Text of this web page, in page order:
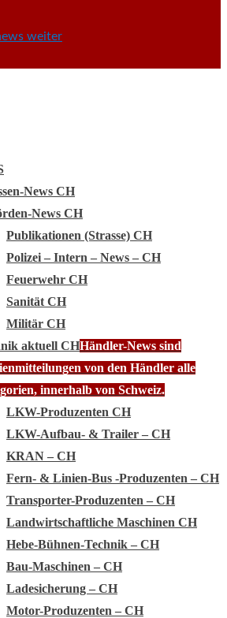
weiter
News CH
News CH
Publikationen (Strasse) CH
Polizei – Intern – News – CH
Feuerwehr CH
Sanität CH
Militär CH
aktuell CHHändler-News sind
von den Händler alle
innerhalb von Schweiz.
LKW-Produzenten CH
LKW-Aufbau- & Trailer – CH
KRAN – CH
Fern- & Linien-Bus -Produzenten – CH
Transporter-Produzenten – CH
Landwirtschaftliche Maschinen CH
Hebe-Bühnen-Technik – CH
Bau-Maschinen – CH
Ladesicherung – CH
Motor-Produzenten – CH